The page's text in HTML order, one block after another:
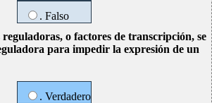
. Falso
o factores de transcripción, se
para impedir la expresión de un
. Verdadero